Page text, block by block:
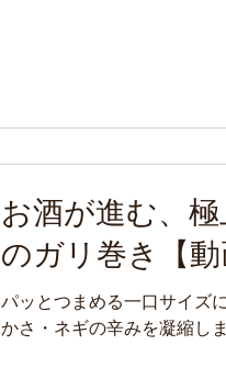
お酒が進む、
のガリ巻き【
パッとつまめる一口サイズ
かさ・ネギの辛みを凝縮し